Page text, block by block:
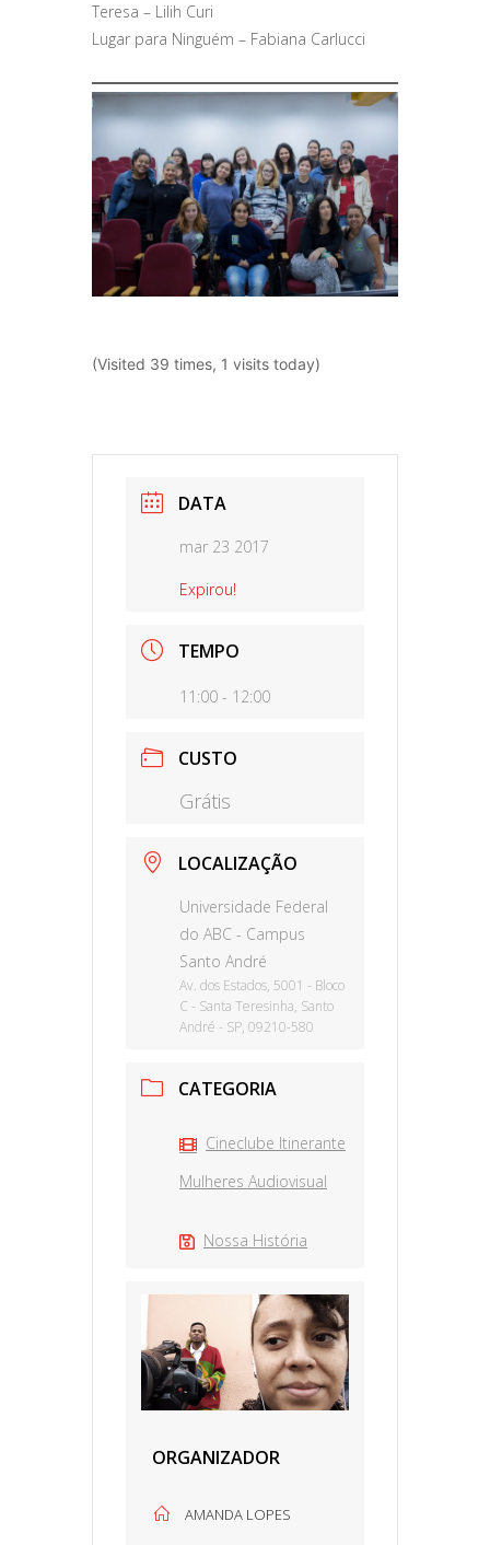
Teresa – Lilih Curi
Lugar para Ninguém – Fabiana Carlucci
(Visited 39 times, 1 visits today)
DATA
mar 23 2017
Expirou!
TEMPO
11:00 - 12:00
CUSTO
Grátis
LOCALIZAÇÃO
Universidade Federal
do ABC - Campus
Santo André
Av. dos Estados, 5001 - Bloco
C - Santa Teresinha, Santo
André - SP, 09210-580
CATEGORIA
Cineclube Itinerante
Mulheres Audiovisual
Nossa História
ORGANIZADOR
AMANDA LOPES